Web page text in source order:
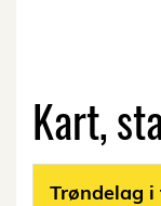
Kart,
Trøndelag i